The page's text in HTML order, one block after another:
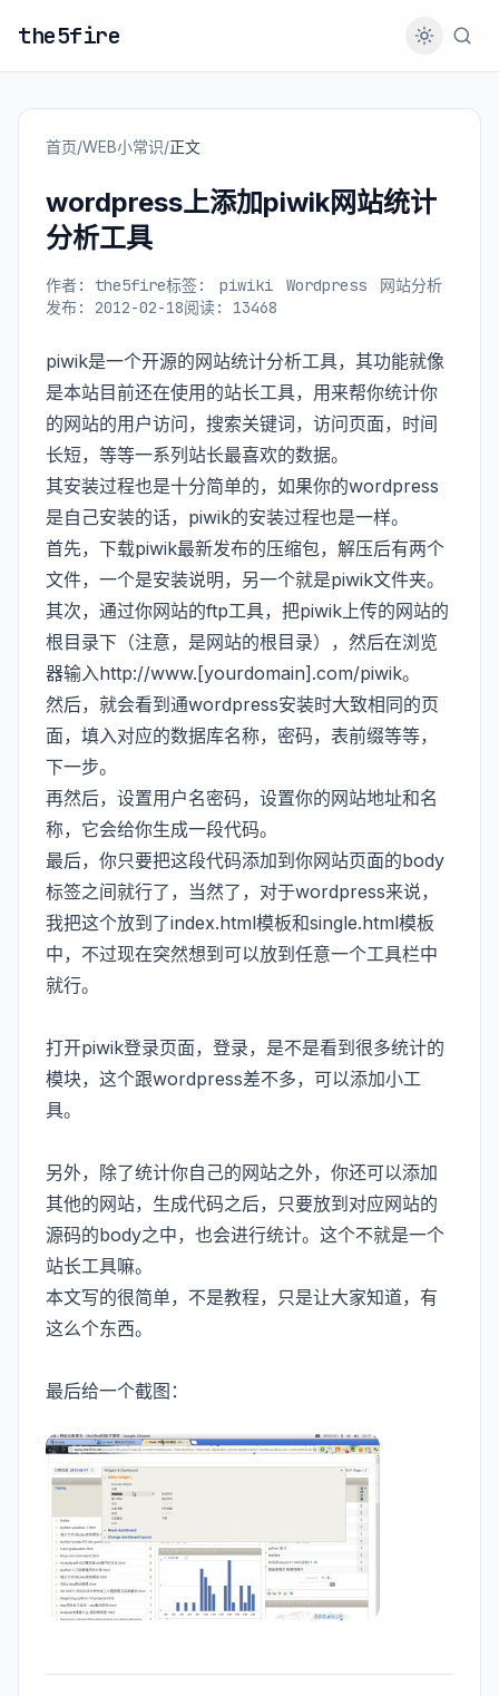
the5fire
首页/WEB小常识/正文
wordpress上添加piwik网站统计
分析工具
作者: the5fire标签: piwiki Wordpress
网站分析
发布: 2012-02-18阅读: 13468
piwik是一个开源的网站统计分析工具，其功能就像
是本站目前还在使用的站长工具，用来帮你统计你
的网站的用户访问，搜索关键词，访问页面，时间
长短，等等一系列站长最喜欢的数据。
其安装过程也是十分简单的，如果你的wordpress
是自己安装的话，piwik的安装过程也是一样。
首先，下载piwik最新发布的压缩包，解压后有两个
文件，一个是安装说明，另一个就是piwik文件夹。
其次，通过你网站的ftp工具，把piwik上传的网站的
根目录下（注意，是网站的根目录），然后在浏览
器输入http://www.[yourdomain].com/piwik。
然后，就会看到通wordpress安装时大致相同的页
面，填入对应的数据库名称，密码，表前缀等等，
下一步。
再然后，设置用户名密码，设置你的网站地址和名
称，它会给你生成一段代码。
最后，你只要把这段代码添加到你网站页面的body
标签之间就行了，当然了，对于wordpress来说，
我把这个放到了index.html模板和single.html模板
中，不过现在突然想到可以放到任意一个工具栏中
就行。
打开piwik登录页面，登录，是不是看到很多统计的
模块，这个跟wordpress差不多，可以添加小工
具。
另外，除了统计你自己的网站之外，你还可以添加
其他的网站，生成代码之后，只要放到对应网站的
源码的body之中，也会进行统计。这个不就是一个
站长工具嘛。
本文写的很简单，不是教程，只是让大家知道，有
这么个东西。
最后给一个截图：